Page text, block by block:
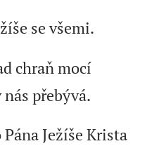
se všemi.
chraň mocí
přebývá.
Ježíše Krista